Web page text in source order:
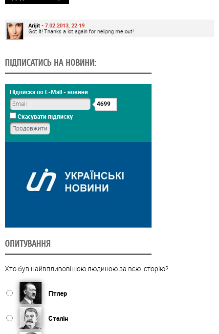
Arijit - 7.02.2013, 22:19
Got it! Thanks a lot again for helipng me out!
ПІДПИСАТИСЬ НА НОВИНИ:
Підписка по E-Mail - новини
4699
Скасувати підписку
ОПИТУВАННЯ
Хто був найвпливовішою людиною за всю історію?
Гітлер
Сталін